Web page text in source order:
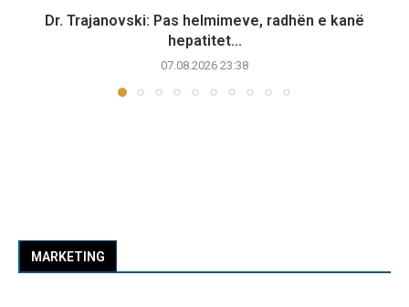
Dr. Trajanovski: Pas helmimeve, radhën e kanë
hepatitet...
07.08.2026 23:38
MARKETING